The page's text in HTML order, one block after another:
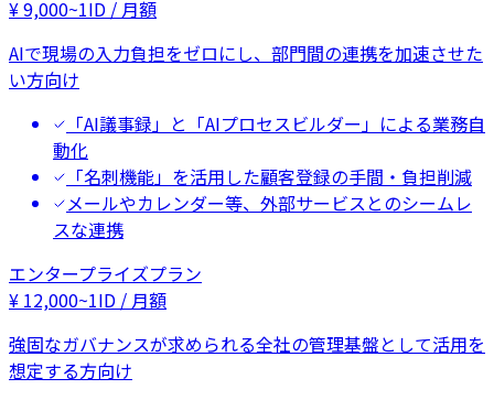
¥9,000~1ID / 月額
AIで現場の入力負担をゼロにし、部門間の連携を加速させた
い方向け
「AI議事録」と「AIプロセスビルダー」による業務自
動化
「名刺機能」を活用した顧客登録の手間・負担削減
メールやカレンダー等、外部サービスとのシームレ
スな連携
エンタープライズプラン
¥ 12,000~1ID / 月額
強固なガバナンスが求められる全社の管理基盤として活用を
想定する方向け